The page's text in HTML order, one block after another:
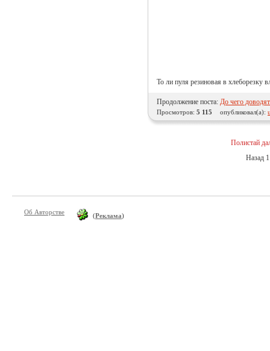
То ли пуля резиновая в хлеборезку
Продолжение поста: До чего
Просмотров: 5 115 опубликовал(а):
Полистай
Назад 1
Об Авторстве (Реклама)